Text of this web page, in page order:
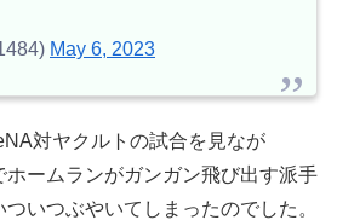
May 6, 2023
対ヤクルトの試合を見なが
ームランがガンガン飛び出す派手
いつぶやいてしまったのでした。